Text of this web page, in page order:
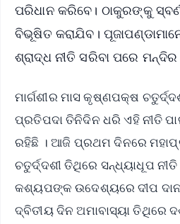
ପରିଧାନ କରିବେ। ଠାକୁରଙ୍କୁ
ବିଭୂଷିତ କରାଯିବ।
ଶ୍ରାଦ୍ଧ ନୀତି ସରିବା ପରେ
ମାର୍ଗଶୀର ମାସ କୃଷ୍ଣପକ୍ଷ
ପ୍ରତିପଦା ତିନିଦିନ ଧରି ଏହି ନୀତି
ରହିଛି । ଆଜି ପ୍ରଥମ ଦିନରେ
ଚତୁର୍ଦ୍ଦଶୀ ତିଥିରେ ସନ୍ଧ୍ୟାଧୂପ
କଶ୍ୟପଙ୍କ ଉଦେଶ୍ୟରେ ଦୀପ ଦାନ
ଦ୍ବିତୀୟ ଦିନ ଅମାବାସ୍ୟା